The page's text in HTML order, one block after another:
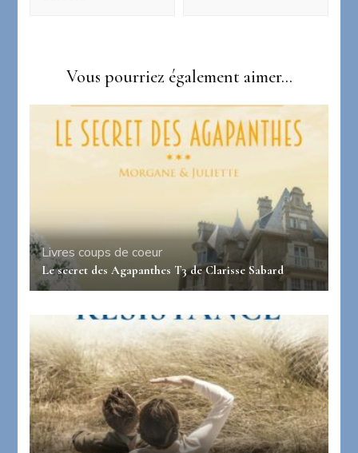
Vous pourriez également aimer...
Livres coups de coeur
Le secret des Agapanthes T3 de Clarisse Sabard